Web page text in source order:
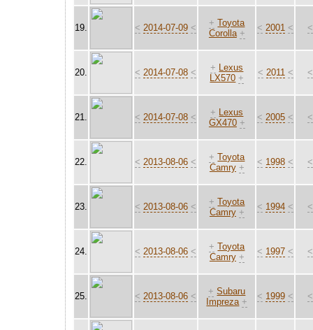
19. < 2014-07-09 < + Toyota
Corolla +
< 2001 < <
20. < 2014-07-08 < + Lexus
LX570 +
< 2011 < <
21. < 2014-07-08 < + Lexus
GX470 +
< 2005 < <
22. < 2013-08-06 < + Toyota
Camry +
< 1998 < <
23. < 2013-08-06 < + Toyota
Camry +
< 1994 < <
24. < 2013-08-06 < + Toyota
Camry +
< 1997 < <
25. < 2013-08-06 < + Subaru
Impreza +
< 1999 < <